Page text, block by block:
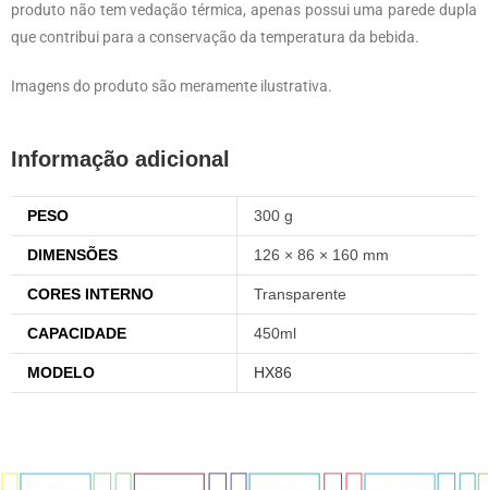
produto não tem vedação térmica, apenas possui uma parede dupla
que contribui para a conservação da temperatura da bebida.
Imagens do produto são meramente ilustrativa.
Informação adicional
PESO 300 g
DIMENSÕES 126 × 86 × 160 mm
CORES INTERNO Transparente
CAPACIDADE 450ml
MODELO HX86